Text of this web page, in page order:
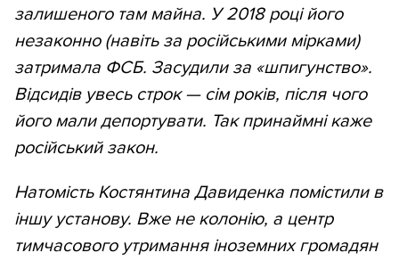
залишеного там майна. У 2018 році його
незаконно (навіть за російськими мірками)
затримала ФСБ. Засудили за «шпигунство».
Відсидів увесь строк — сім років, після чого
його мали депортувати. Так принаймні каже
російський закон.
Натомість Костянтина Давиденка помістили в
іншу установу. Вже не колонію, а центр
тимчасового утримання іноземних громадян